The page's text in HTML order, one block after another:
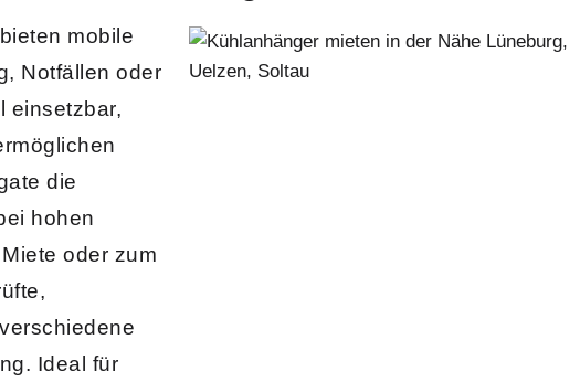
bieten mobile
Notfällen oder
einsetzbar,
die
hohen
oder zum
Ideal für